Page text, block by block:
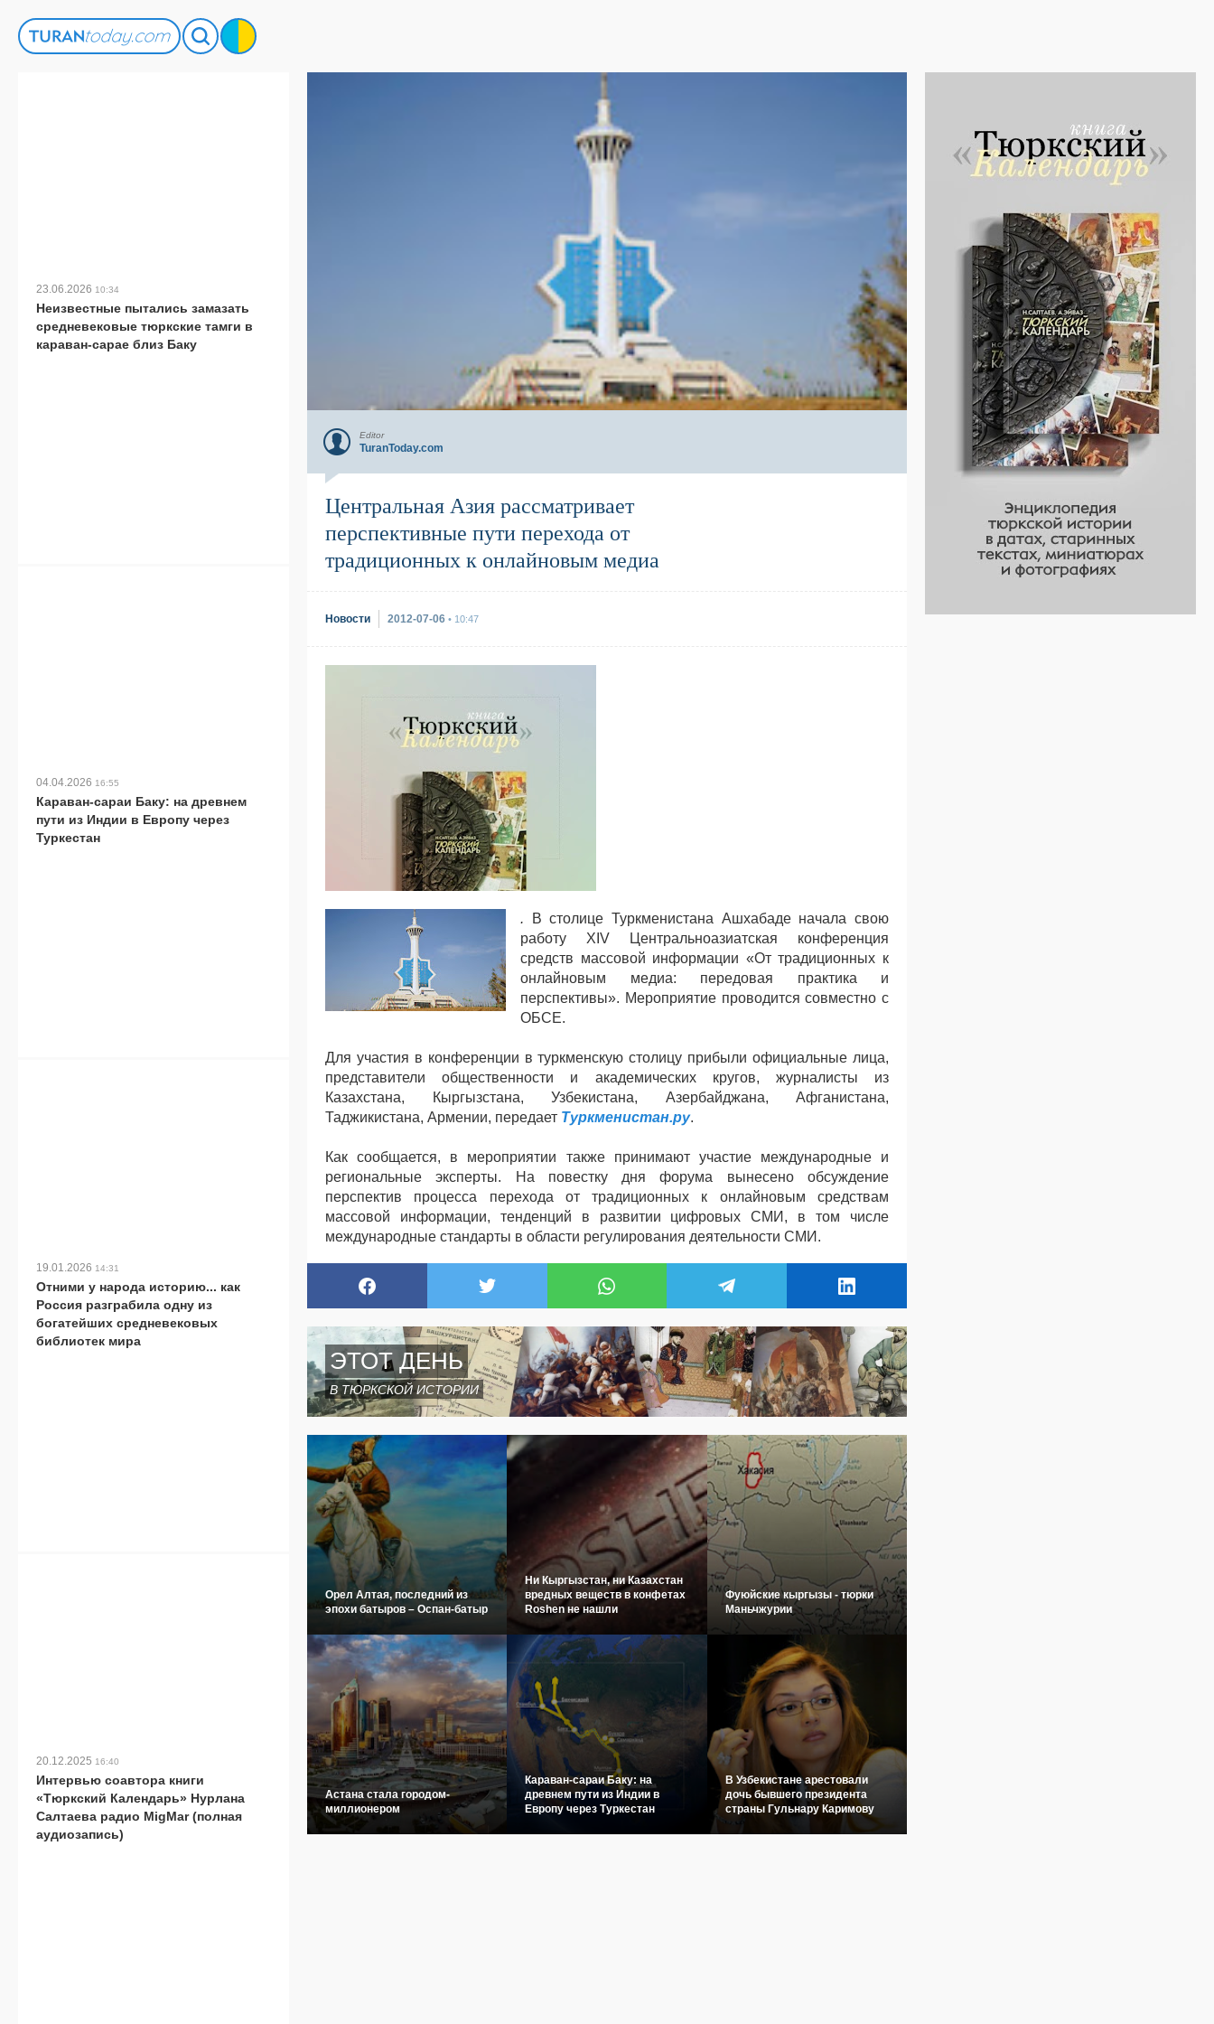
Editor
TuranToday.com
Центральная Азия рассматривает
перспективные пути перехода от
традиционных к онлайновым медиа
Новости 2012-07-06 • 10:47
. В столице Туркменистана Ашхабаде начала свою
работу XIV Центральноазиатская конференция
средств массовой информации «От традиционных к
онлайновым медиа: передовая практика и
перспективы». Мероприятие проводится совместно с
ОБСЕ.
Для участия в конференции в туркменскую столицу прибыли официальные лица,
представители общественности и академических кругов, журналисты из
Казахстана, Кыргызстана, Узбекистана, Азербайджана, Афганистана,
Таджикистана, Армении, передает Туркменистан.ру.
Как сообщается, в мероприятии также принимают участие международные и
региональные эксперты. На повестку дня форума вынесено обсуждение
перспектив процесса перехода от традиционных к онлайновым средствам
массовой информации, тенденций в развитии цифровых СМИ, в том числе
международные стандарты в области регулирования деятельности СМИ.
ЭТОТ ДЕНЬ
В ТЮРКСКОЙ ИСТОРИИ
Орел Алтая, последний из
эпохи батыров – Оспан-батыр
Ни Кыргызстан, ни Казахстан
вредных веществ в конфетах
Roshen не нашли
Фуюйские кыргызы - тюрки
Маньчжурии
Астана стала городом-
миллионером
Караван-сараи Баку: на
древнем пути из Индии в
Европу через Туркестан
В Узбекистане арестовали
дочь бывшего президента
страны Гульнару Каримову
23.06.2026 10:34
Неизвестные пытались замазать
средневековые тюркские тамги в
караван-сарае близ Баку
04.04.2026 16:55
Караван-сараи Баку: на древнем
пути из Индии в Европу через
Туркестан
19.01.2026 14:31
Отними у народа историю... как
Россия разграбила одну из
богатейших средневековых
библиотек мира
20.12.2025 16:40
Интервью соавтора книги
«Тюркский Календарь» Нурлана
Салтаева радио MigMar (полная
аудиозапись)